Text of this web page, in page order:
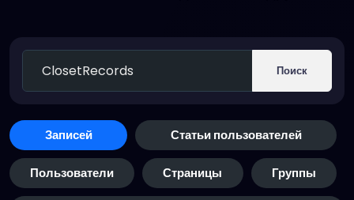
Поиск
Записей Статьи пользователей
Пользователи Страницы Группы